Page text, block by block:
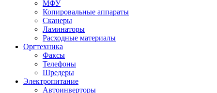
МФУ
Копировальные аппараты
Сканеры
Ламинаторы
Расходные материалы
Оргтехника
Факсы
Телефоны
Шредеры
Электропитание
Автоинверторы